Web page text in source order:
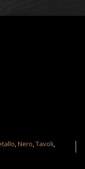
,Nero,Tavoli,